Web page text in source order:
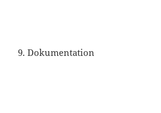
9. Dokumentation